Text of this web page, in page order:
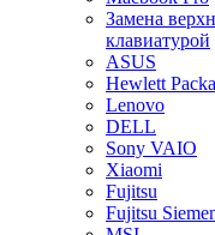
Замена
клавиатурой
ASUS
Hewlett
Lenovo
DELL
Sony VAIO
Xiaomi
Fujitsu
Fujitsu